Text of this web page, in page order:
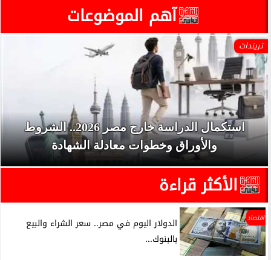
آهم الموضوعات
تريندات
استكمال الدراسة خارج مصر 2026.. الشروط
والأوراق وخطوات معادلة الشهادة
الأكثر قراءة
اقتصاد
الدولار اليوم في مصر.. سعر الشراء والبيع
بالبنوك...